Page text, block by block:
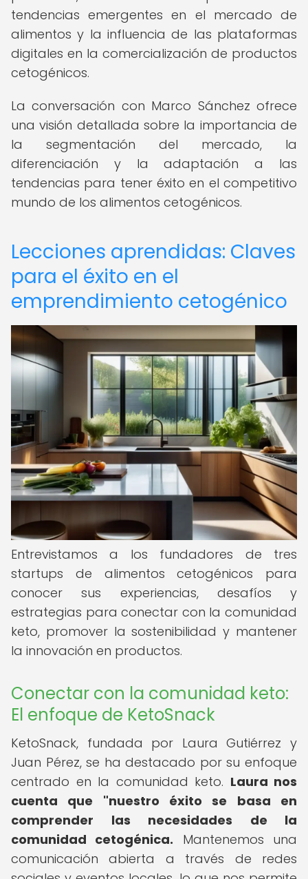
tendencias emergentes en el mercado de
alimentos y la influencia de las plataformas
digitales en la comercialización de productos
cetogénicos.
La conversación con Marco Sánchez ofrece
una visión detallada sobre la importancia de
la segmentación del mercado, la
diferenciación y la adaptación a las
tendencias para tener éxito en el competitivo
mundo de los alimentos cetogénicos.
Lecciones aprendidas: Claves
para el éxito en el
emprendimiento cetogénico
Entrevistamos a los fundadores de tres
startups de alimentos cetogénicos para
conocer sus experiencias, desafíos y
estrategias para conectar con la comunidad
keto, promover la sostenibilidad y mantener
la innovación en productos.
Conectar con la comunidad keto:
El enfoque de KetoSnack
KetoSnack, fundada por Laura Gutiérrez y
Juan Pérez, se ha destacado por su enfoque
centrado en la comunidad keto. Laura nos
cuenta que "nuestro éxito se basa en
comprender las necesidades de la
comunidad cetogénica. Mantenemos una
comunicación abierta a través de redes